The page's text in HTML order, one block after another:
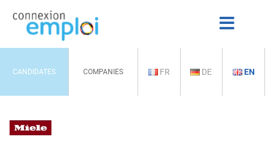
CANDIDATES COMPANIES FR DE EN